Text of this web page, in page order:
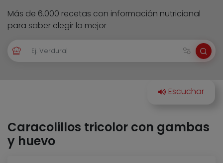
Más de 6.000 recetas con información nutricional
para saber elegir la mejor
Caracolillos tricolor con gambas
y huevo